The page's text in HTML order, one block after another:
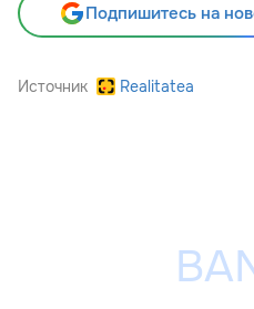
Подпишитесь на
Источник Realitatea